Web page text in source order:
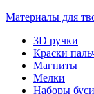
Материалы для
3D ручки
Краски
Магниты
Мелки
Наборы